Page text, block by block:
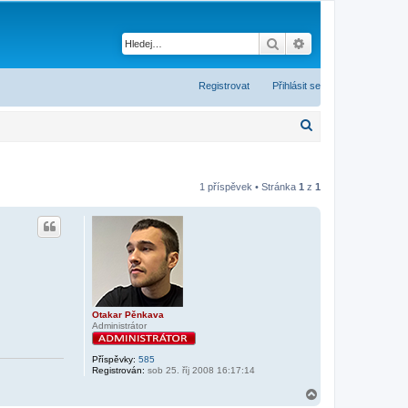
Hledat
Přihlásit se
Registrovat
d
a
1 příspěvek • Stránka 1 z 1
Otakar Pěnkava
Administrátor
Příspěvky: 585
Registrován: sob 25. říj 2008 16:17:14